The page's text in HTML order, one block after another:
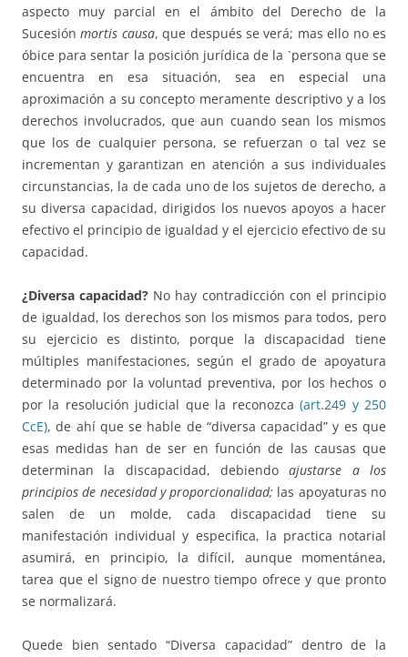
aspecto muy parcial en el ámbito del Derecho de la
Sucesiónmortis causa, que después se verá; mas ello no es
óbice para sentar la posición jurídica de la `persona que se
encuentra en esa situación, sea en especial una
aproximación a su concepto meramente descriptivo y a los
derechos involucrados, que aun cuando sean los mismos
que los de cualquier persona, se refuerzan o tal vez se
incrementan y garantizan en atención a sus individuales
circunstancias, la de cada uno de los sujetos de derecho, a
su diversa capacidad, dirigidos los nuevos apoyos a hacer
efectivo el principio de igualdad y el ejercicio efectivo de su
capacidad.
¿Diversa capacidad? No hay contradicción con el principio
de igualdad, los derechos son los mismos para todos, pero
su ejercicio es distinto, porque la discapacidad tiene
múltiples manifestaciones, según el grado de apoyatura
determinado por la voluntad preventiva, por los hechos o
por la resolución judicial que la reconozca(art.249 y 250
CcE), de ahí que se hable de “diversa capacidad” y es que
esas medidas han de ser en función de las causas que
determinan la discapacidad, debiendo ajustarse a los
principios de necesidad y proporcionalidad; las apoyaturas no
salen de un molde, cada discapacidad tiene su
manifestación individual y especifica, la practica notarial
asumirá, en principio, la difícil, aunque momentánea,
tarea que el signo de nuestro tiempo ofrece y que pronto
se normalizará.
Quede bien sentado “Diversa capacidad” dentro de la